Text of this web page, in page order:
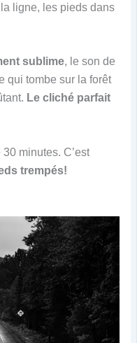
ligne, les pieds dans
sublime, le son de
qui tombe sur la forêt
Le cliché parfait
minutes. C’est
trempés!